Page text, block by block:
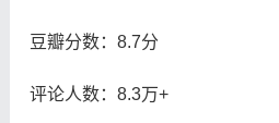
豆瓣分数：8.7分
评论人数：8.3万+